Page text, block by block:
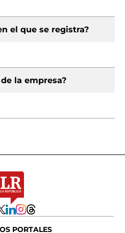
el que se registra?
la empresa?
PORTALES